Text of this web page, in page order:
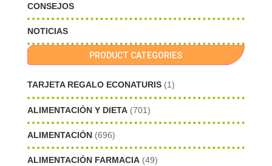
CONSEJOS
NOTICIAS
PRODUCT CATEGORIES
TARJETA REGALO ECONATURIS (1)
ALIMENTACIÓN Y DIETA (701)
ALIMENTACIÓN (696)
ALIMENTACIÓN FARMACIA (49)